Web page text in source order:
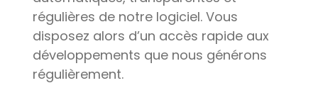
régulières de notre logiciel. Vous
disposez alors d’un accès rapide aux
développements que nous générons
régulièrement.